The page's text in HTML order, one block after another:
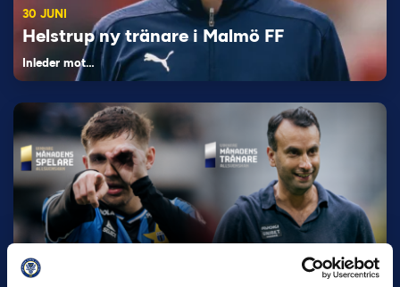
30 JUNI
Helstrup ny tränare i Malmö FF
Inleder mot…
12 JUNI
Favorit i repris för Sirius i maj